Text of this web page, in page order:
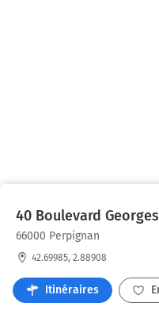
40 Boulevard
66000 Perpignan
42.69985, 2.88908
Itinéraires